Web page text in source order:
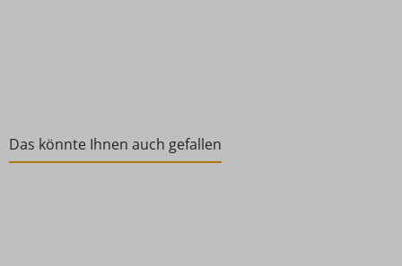
Das könnte Ihnen auch gefallen